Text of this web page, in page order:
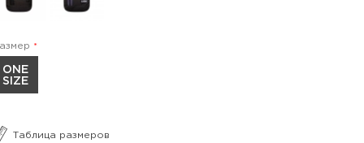
ONE
SIZE
Таблица размеров